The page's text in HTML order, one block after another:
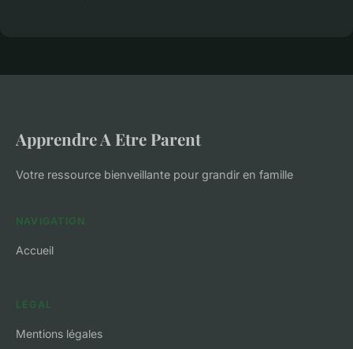
Apprendre A Etre Parent
Votre ressource bienveillante pour grandir en famille
NAVIGATION
Accueil
LÉGAL
Mentions légales